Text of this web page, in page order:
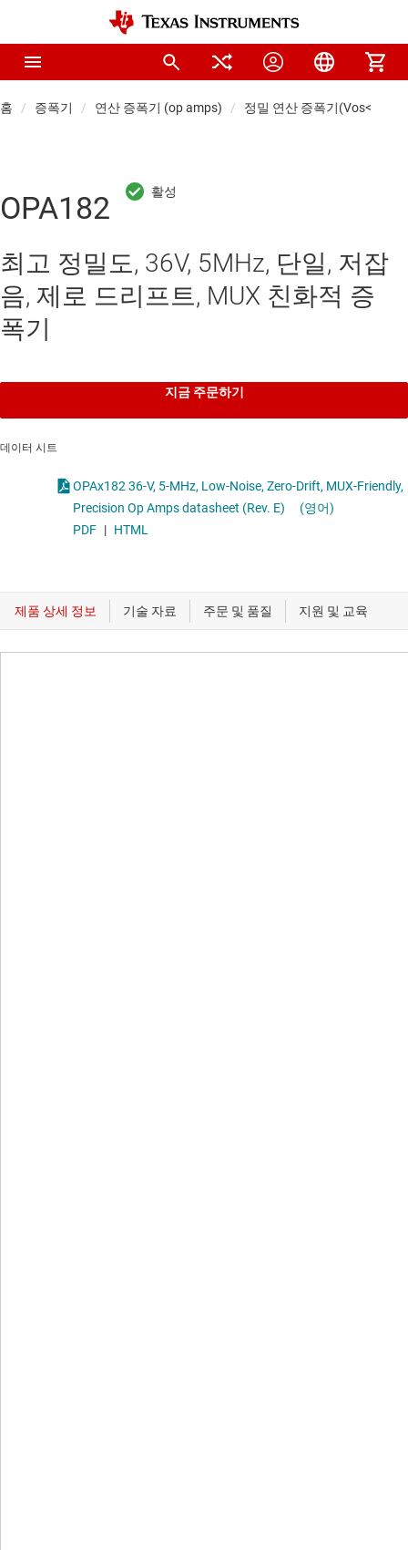
홈 증폭기 연산 증폭기 (op amps) 정밀 연산 증폭기(Vos<1mV)
OPA182
최고 정밀도, 36V, 5MHz, 단일, 저잡
음, 제로 드리프트, MUX 친화적 증
폭기
지금 주문하기
데이터 시트
OPAx182 36-V, 5-MHz, Low-Noise, Zero-Drift, MUX-Friendly,
Precision Op Amps datasheet (Rev. E)
(영어)
PDF | HTML